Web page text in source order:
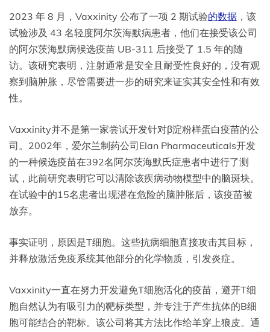
2023 年 8 月，Vaxxinity 公布了一项 2 期试验的数据 ，该
试验涉及 43 名轻度阿尔茨海默病患者，他们在接受该公司
的阿尔茨海默病候选疫苗 UB-311 后接受了 1.5 年的随
访。该研究表明，注射通常是安全且耐受性良好的，没有观
察到脑肿胀，尽管需要进一步的研究来证实其安全性和有效
性。
Vaxxinity并不是第一家尝试开发针对β淀粉样蛋白疫苗的公
司。2002年，爱尔兰制药公司Elan Pharmaceuticals开发
的一种候选疫苗在392名阿尔茨海默氏症患者中进行了测
试，此前研究表明它可以清除该疾病动物模型中的脑斑块。
在试验中的15名患者出现潜在危险的脑肿胀后，该疫苗被
放弃。
事实证明，原因是T细胞。这些抗病细胞直接攻击其目标，
并释放激活免疫系统其他部分的化学物质，引发炎症。
Vaxxinity一直在努力开发避免T细胞活化的疫苗，避开T细
胞自然认为有吸引力的靶标类型，并专注于产生抗体的B细
胞可能结合的靶标。该公司将其方法比作给羊穿上狼皮。通